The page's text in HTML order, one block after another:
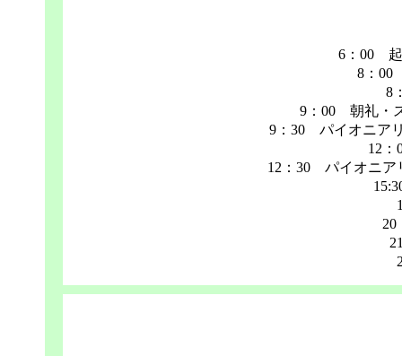
6：00 起
8：00
8
9：00 朝礼・
9：30 パイオニア
12
12：30 パイオニア